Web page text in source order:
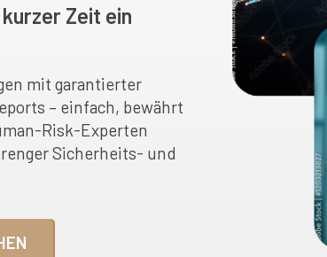
Zeit ein
mit garantierter
– einfach, bewährt
Risk-Experten
Sicherheits- und